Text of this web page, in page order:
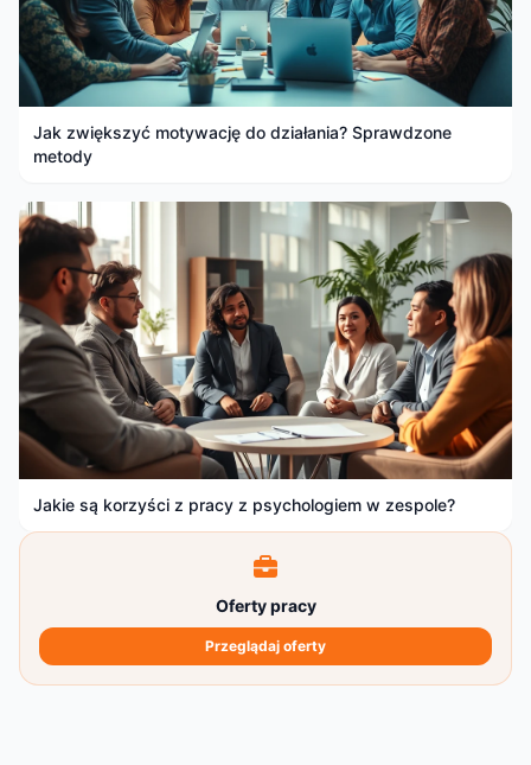
Jak zwiększyć motywację do działania? Sprawdzone
metody
Jakie są korzyści z pracy z psychologiem w zespole?
Oferty pracy
Przeglądaj oferty